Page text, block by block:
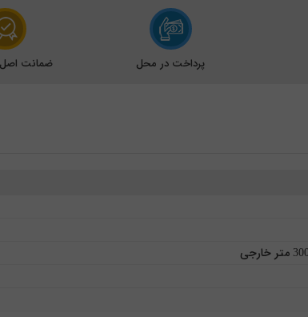
پرداخت در محل ضمانت اصل